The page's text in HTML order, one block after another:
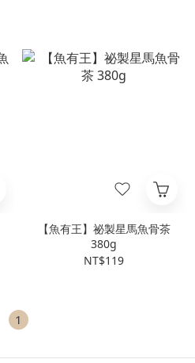
【魚有王】祕製星馬魚骨茶
380g
NT$119
1